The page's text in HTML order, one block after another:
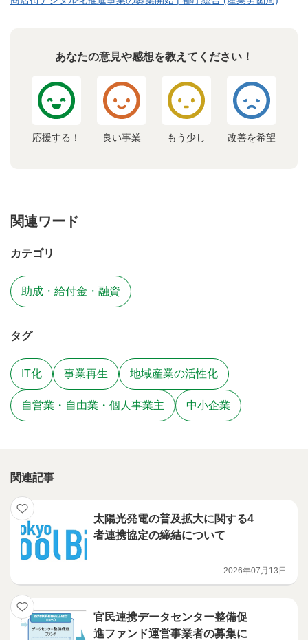
あなたの意見や感想を教えてください！
応援する！ 良い事業 もう少し 改善を希望
関連ワード
カテゴリ
助成・給付金・融資
タグ
IT化 事業再生 地域産業の活性化
自営業・自由業・個人事業主 中小企業
関連記事
太陽光発電の普及拡大に関する4
者連携協定の締結について
2026年07月13日
官民連携データセンター整備促
進ファンド運営事業者の募集に